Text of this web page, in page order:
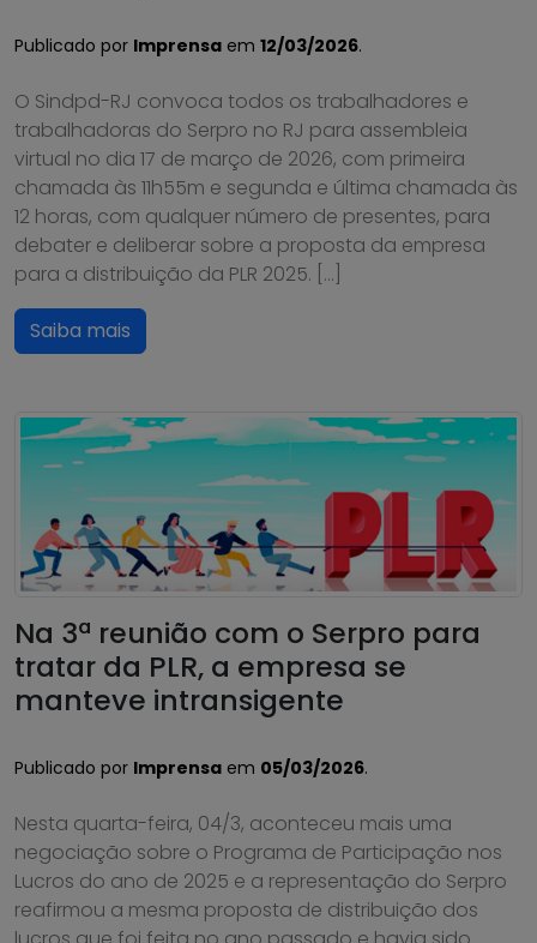
Publicado por Imprensa em 12/03/2026.
O Sindpd-RJ convoca todos os trabalhadores e
trabalhadoras do Serpro no RJ para assembleia
virtual no dia 17 de março de 2026, com primeira
chamada às 11h55m e segunda e última chamada às
12 horas, com qualquer número de presentes, para
debater e deliberar sobre a proposta da empresa
para a distribuição da PLR 2025. […]
Saiba mais
Na 3ª reunião com o Serpro para
tratar da PLR, a empresa se
manteve intransigente
Publicado por Imprensa em 05/03/2026.
Nesta quarta-feira, 04/3, aconteceu mais uma
negociação sobre o Programa de Participação nos
Lucros do ano de 2025 e a representação do Serpro
reafirmou a mesma proposta de distribuição dos